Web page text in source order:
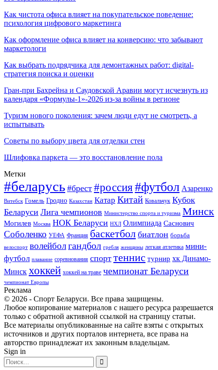
Как чистота офиса влияет на покупательское поведение:
психология цифрового маркетинга
Как оформление офиса влияет на конверсию: что забывают
маркетологи
Как выбрать подрядчика для демонтажных работ: digital-
стратегия поиска и оценки
Гран-при Бахрейна и Саудовской Аравии могут исчезнуть из
календаря «Формулы-1»-2026 из-за войны в регионе
Туризм нового поколения: зачем люди едут не смотреть, а
испытывать
Советы по выбору цвета для отделки стен
Шлифовка паркета — это восстановление пола
Метки
#беларусь #брест #россия#футбол Азаренко
Витебск Гомель Гродно Казахстан Катар Китай Ковальчук Кубок
Беларуси Лига чемпионов Министерство спорта и туризма Минск
Могилев Москва НОК Беларуси НХЛ Олимпиада Саснович
Соболенко УЕФА Франция баскетбол биатлон борьба
велоспорт волейболгандбол гребля женщины легкая атлетика мини-
футбол плавание соревнования спорт теннис турнир хк Динамо-
Минск хоккей хоккей на траве чемпионат Беларуси
чемпионат Европы
Реклама
© 2026 - Спорт Беларуси. Все права защищены.
Любое копирование материалов с нашего ресурса разрешается
только с обратной активной ссылкой на страницу статьи.
Все материалы опубликованные на сайте взяты с открытых
источников и других порталов интернета, все права на
авторство принадлежат их законным владельцам.
Sign in